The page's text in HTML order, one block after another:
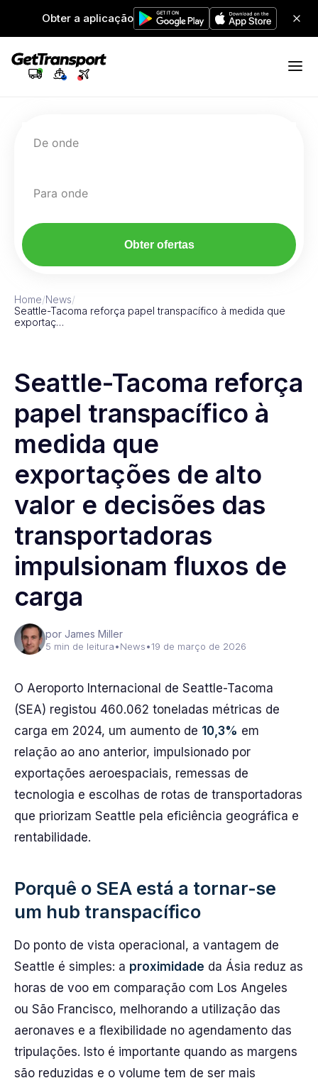
Obter a aplicação
De onde
Para onde
Obter ofertas
Home/News/
Seattle-Tacoma reforça papel transpacífico à medida que
exportaç…
Seattle-Tacoma reforça
papel transpacífico à
medida que
exportações de alto
valor e decisões das
transportadoras
impulsionam fluxos de
carga
por James Miller
5 min de leitura•News•19 de março de 2026
O Aeroporto Internacional de Seattle-Tacoma
(SEA) registou 460.062 toneladas métricas de
carga em 2024, um aumento de 10,3% em
relação ao ano anterior, impulsionado por
exportações aeroespaciais, remessas de
tecnologia e escolhas de rotas de transportadoras
que priorizam Seattle pela eficiência geográfica e
rentabilidade.
Porquê o SEA está a tornar-se
um hub transpacífico
Do ponto de vista operacional, a vantagem de
Seattle é simples: a proximidade da Ásia reduz as
horas de voo em comparação com Los Angeles
ou São Francisco, melhorando a utilização das
aeronaves e a flexibilidade no agendamento das
tripulações. Isto é importante quando as margens
são reduzidas e o volume tem de ser mais